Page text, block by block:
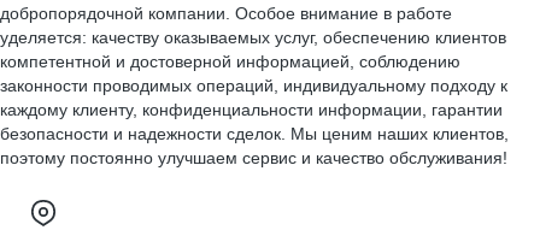
добропорядочной компании. Особое внимание в работе
уделяется: качеству оказываемых услуг, обеспечению клиентов
компетентной и достоверной информацией, соблюдению
законности проводимых операций, индивидуальному подходу к
каждому клиенту, конфиденциальности информации, гарантии
безопасности и надежности сделок. Мы ценим наших клиентов,
поэтому постоянно улучшаем сервис и качество обслуживания!